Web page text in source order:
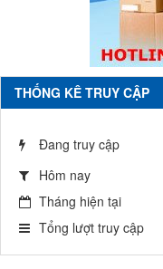
THỐNG KÊ TRUY CẬP
Đang truy cập
Hôm nay
Tháng hiện tại
Tổng lượt truy cập